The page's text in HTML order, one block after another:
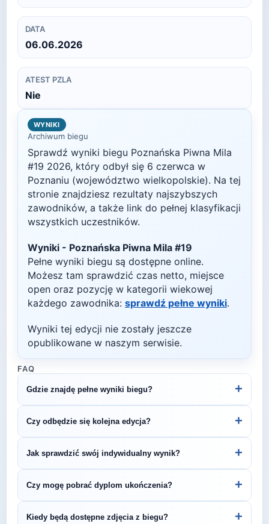
DATA
06.06.2026
ATEST PZLA
Nie
WYNIKI
Archiwum biegu
Sprawdź wyniki biegu Poznańska Piwna Mila
#19 2026, który odbył się 6 czerwca w
Poznaniu (województwo wielkopolskie). Na tej
stronie znajdziesz rezultaty najszybszych
zawodników, a także link do pełnej klasyfikacji
wszystkich uczestników.
Wyniki - Poznańska Piwna Mila #19
Pełne wyniki biegu są dostępne online.
Możesz tam sprawdzić czas netto, miejsce
open oraz pozycję w kategorii wiekowej
każdego zawodnika: sprawdź pełne wyniki.
Wyniki tej edycji nie zostały jeszcze
opublikowane w naszym serwisie.
FAQ
Gdzie znajdę pełne wyniki biegu? +
stronie internetowej lub na platformach takich jak
LiveTracking, RunnerSpace czy MarathonSport.
Czy odbędzie się kolejna edycja? +
Śledź stronę organizatora lub ZawodyBiegowe.pl,
by być na bieżąco z datą kolejnej edycji Poznańska
Piwna Mila #19.
Jak sprawdzić swój indywidualny wynik? +
organizatora lub platformie pomiarowej podanej na
bibie startowym. Wyniki zawierają czas brutto i
netto, a często też pozycję wśród wszystkich
Czy mogę pobrać dyplom ukończenia? +
Kiedy będą dostępne zdjęcia z biegu? +